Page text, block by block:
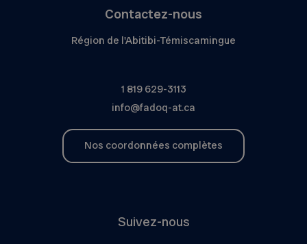
Contactez-nous
Région de l'Abitibi-Témiscamingue
1 819 629-3113
info@fadoq-at.ca
Nos coordonnées complètes
Suivez-nous